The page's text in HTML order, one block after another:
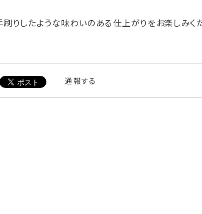
刷りしたような味わいのある仕上がりをお楽しみく
通報する